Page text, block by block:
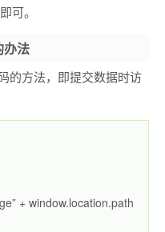
可。
办法
的方法，即提交数据时访
+ window.location.path